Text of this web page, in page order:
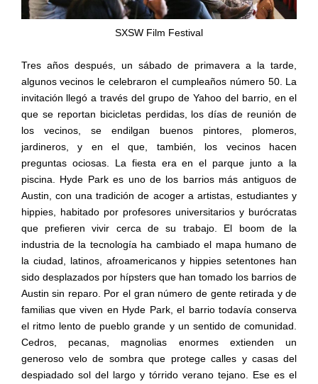
SXSW Film Festival
Tres años después, un sábado de primavera a la tarde,
algunos vecinos le celebraron el cumpleaños número 50. La
invitación llegó a través del grupo de Yahoo del barrio, en el
que se reportan bicicletas perdidas, los días de reunión de
los vecinos, se endilgan buenos pintores, plomeros,
jardineros, y en el que, también, los vecinos hacen
preguntas ociosas. La fiesta era en el parque junto a la
piscina. Hyde Park es uno de los barrios más antiguos de
Austin, con una tradición de acoger a artistas, estudiantes y
hippies, habitado por profesores universitarios y burócratas
que prefieren vivir cerca de su trabajo. El boom de la
industria de la tecnología ha cambiado el mapa humano de
la ciudad, latinos, afroamericanos y hippies setentones han
sido desplazados por hípsters que han tomado los barrios de
Austin sin reparo. Por el gran número de gente retirada y de
familias que viven en Hyde Park, el barrio todavía conserva
el ritmo lento de pueblo grande y un sentido de comunidad.
Cedros, pecanas, magnolias enormes extienden un
generoso velo de sombra que protege calles y casas del
despiadado sol del largo y tórrido verano tejano. Ese es el